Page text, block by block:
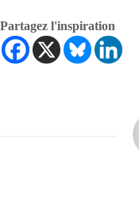
Partagez l'inspiration